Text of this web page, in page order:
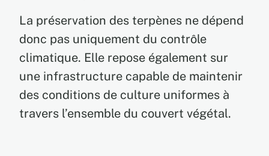
La préservation des terpènes ne dépend
donc pas uniquement du contrôle
climatique. Elle repose également sur
une infrastructure capable de maintenir
des conditions de culture uniformes à
travers l’ensemble du couvert végétal.